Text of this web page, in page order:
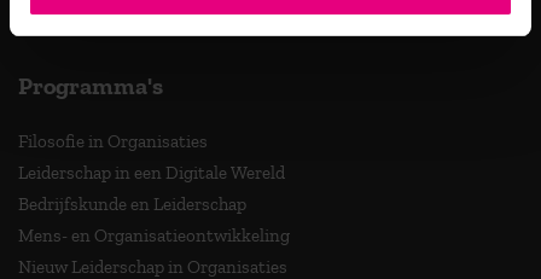
MBA Innovatie & Leiderschap
Programma's
Filosofie in Organisaties
Leiderschap in een Digitale Wereld
Bedrijfskunde en Leiderschap
Mens- en Organisatieontwikkeling
Nieuw Leiderschap in Organisaties